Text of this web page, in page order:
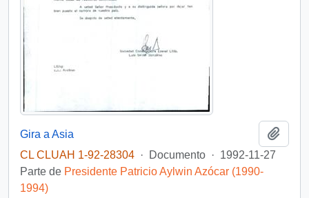
Gira a Asia
CL CLUAH 1-92-28304 · Documento · 1992-11-27
Parte de Presidente Patricio Aylwin Azócar (1990-
1994)